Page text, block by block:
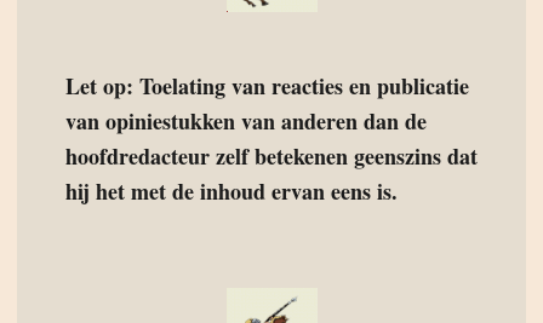
Let op: Toelating van reacties en publicatie
van opiniestukken van anderen dan de
hoofdredacteur zelf betekenen geenszins dat
hij het met de inhoud ervan eens is.